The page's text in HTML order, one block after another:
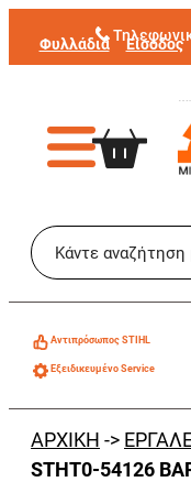
Μετάβαση
στοΦυλλάδια Είσοδος
Aντιπρόσωπος STIHL
Εξειδικευμένο Service
ΑΡΧΙΚΗ ->
STHT0-54126